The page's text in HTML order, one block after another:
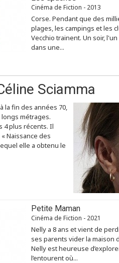
Cinéma de Fiction - 2013
Corse. Pendant que des
plages, les campings et les
Vecchio trainent. Un soir,
dans une...
Sciamma
la fin des années 70,
longs métrages.
4 plus récents. Il
Naissance des
elle a obtenu le
Petite Maman
Cinéma de Fiction - 2021
Nelly a 8 ans et vient de
ses parents vider la maison
Nelly est heureuse
l’entourent où...